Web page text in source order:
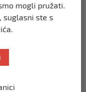
žrtava,
mogli pružati.
suglasni ste s